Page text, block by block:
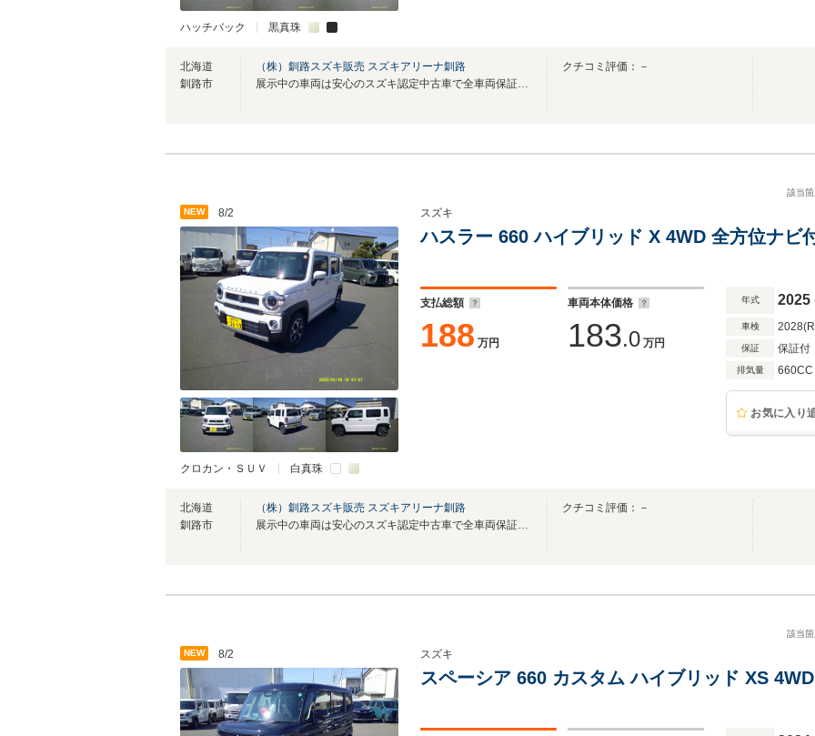
ハッチバック 黒真珠
北海道
釧路市
（株）釧路スズキ販売 スズキアリーナ釧路
展示中の車両は安心のスズキ認定中古車で全車両保証付！修復歴なし車両のみ展示中！
クチコミ評価：－
該当箇
NEW 8/2
クロカン・ＳＵＶ 白真珠
スズキ
ハスラー 660 ハイブリッド X 4WD 全方位ナビ
支払総額
188 万円
車両本体価格
183.0 万円
年式 2025
車検
保証 保証付
排気量 660CC
お気に入り
北海道
釧路市
（株）釧路スズキ販売 スズキアリーナ釧路
展示中の車両は安心のスズキ認定中古車で全車両保証付！修復歴なし車両のみ展示中！
クチコミ評価：－
該当箇
NEW 8/2 スズキ
スペーシア 660 カスタム ハイブリッド XS 4WD